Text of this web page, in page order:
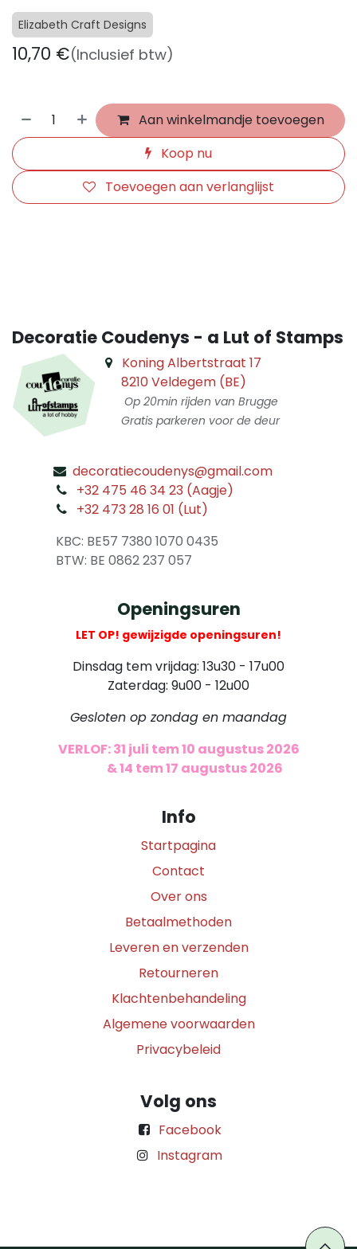
Elizabeth Craft Designs
10,70 €(Inclusief btw)
Aan winkelmandje toevoegen
Koop nu
Toevoegen aan verlanglijst
Decoratie Coudenys - a Lut of Stamps
Koning Albertstraat 17
8210 Veldegem (BE)
Op 20min rijden van Brugge
Gratis parkeren voor de deur
decoratiecoudenys@gmail.com
+32 475 46 34 23 (Aagje)
+32 473 28 16 01 (Lut)
KBC: BE57 7380 1070 0435
​ BTW: BE 0862 237 057
Openingsuren
LET OP! gewijzigde openingsuren!
Dinsdag tem vrijdag: 13u30 - 17u00
Zaterdag: 9u00 - 12u00
Gesloten op zondag en maandag
VERLOF: 31 juli tem 10 augustus 2026
& 14 tem 17 augustus 2026
Info
Startpagina
Contact
Over ons
Betaalmethoden
Leveren en verzenden
Retourneren
Klachtenbehandeling
Algemene voorwaarden
Privacybeleid
Volg ons
Facebook
Instagram